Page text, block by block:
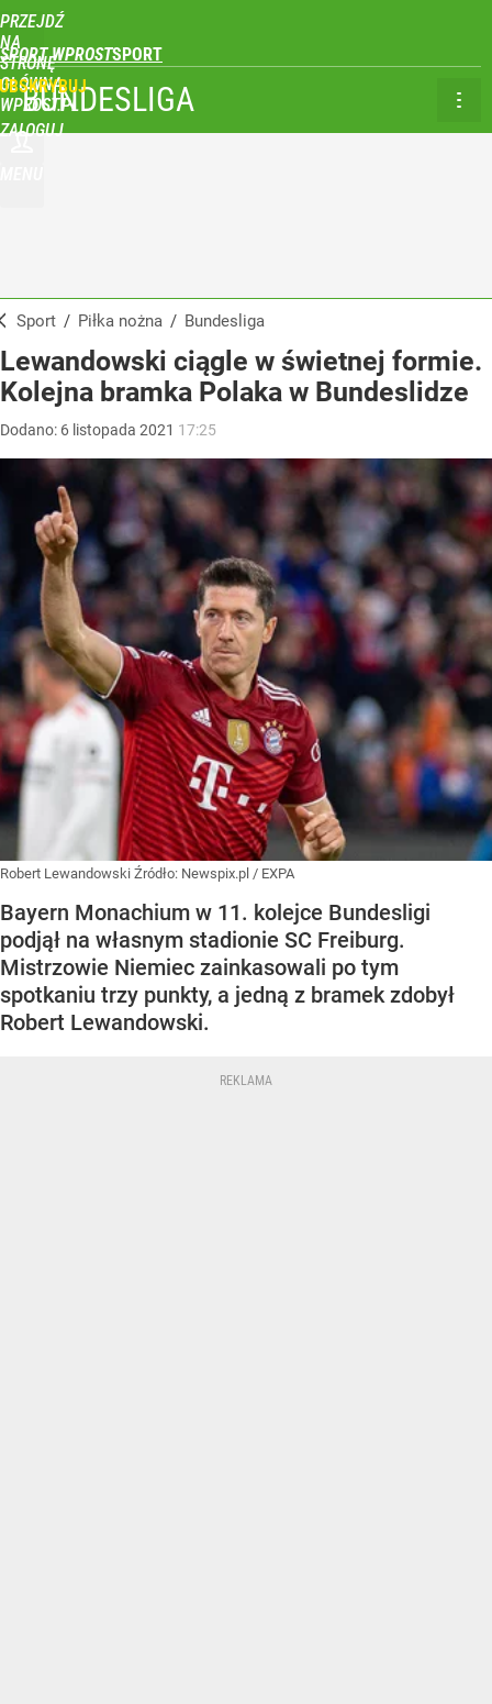
PRZEJDŹ
NA
STRONĘ
GŁÓWNĄ
WPROST.PL
SPORT WPROST
ZALOGUJ
BUNDESLIGA
Sport / Piłka nożna / Bundesliga
Lewandowski ciągle w świetnej formie.
Kolejna bramka Polaka w Bundeslidze
Dodano: 6 listopada 2021 17:25
Robert Lewandowski Źródło: Newspix.pl / EXPA
Bayern Monachium w 11. kolejce Bundesligi
podjął na własnym stadionie SC Freiburg.
Mistrzowie Niemiec zainkasowali po tym
spotkaniu trzy punkty, a jedną z bramek zdobył
Robert Lewandowski.